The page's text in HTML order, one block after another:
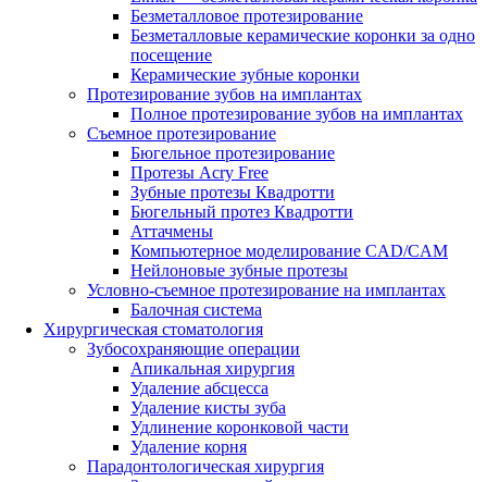
Безметалловое протезирование
Безметалловые керамические коронки за одно
посещение
Керамические зубные коронки
Протезирование зубов на имплантах
Полное протезирование зубов на имплантах
Съемное протезирование
Бюгельное протезирование
Протезы Acry Free
Зубные протезы Квадротти
Бюгельный протез Квадротти
Аттачмены
Компьютерное моделирование CAD/CAM
Нейлоновые зубные протезы
Условно-съемное протезирование на имплантах
Балочная система
Хирургическая стоматология
Зубосохраняющие операции
Апикальная хирургия
Удаление абсцесса
Удаление кисты зуба
Удлинение коронковой части
Удаление корня
Парадонтологическая хирургия